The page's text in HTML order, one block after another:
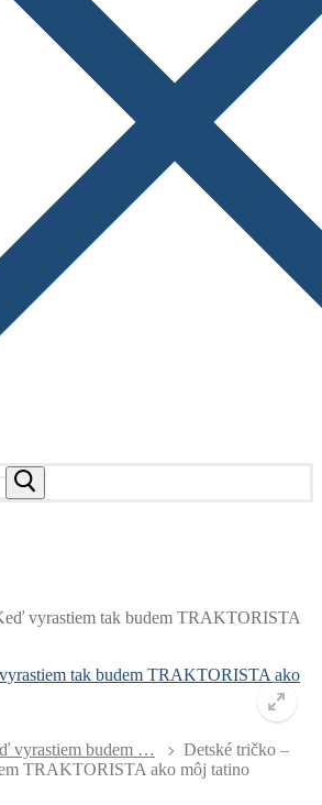
vyrastiem tak budem TRAKTORISTA
vyrastiem budem …
Detské tričko –
TRAKTORISTA ako môj tatino